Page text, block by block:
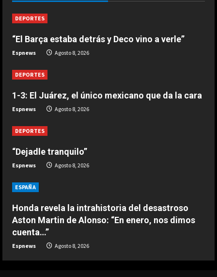
Courtois
DEPORTES
Los 7 segundos más virales: Víctor
DEPORTES
“El Barça estaba detrás y Deco vino a verle”
Espnews Agosto 8, 2026
DEPORTES
1-3: El Juárez, el único mexicano que da la cara
Espnews Agosto 8, 2026
DEPORTES
“Dejadle tranquilo”
Espnews Agosto 8, 2026
ESPAÑA
Honda revela la intrahistoria del desastroso
Aston Martin de Alonso: “En enero, nos dimos
cuenta…”
Espnews Agosto 8, 2026